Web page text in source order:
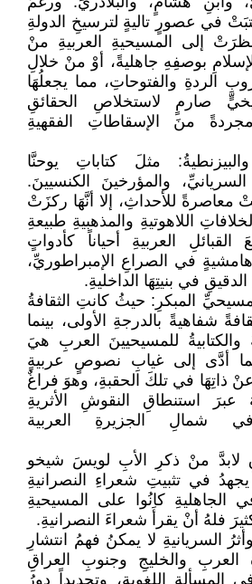
كتبَتْ في عصورٍ تاليةٍ لترسيخِ الدولةِ
نظرَتْ إلى المسيحيةِ العربيةِ منْ
بوصفِهِ جاهليةً، أوْ منْ خلالِ
الردةِ والفتوحاتِ، مما يجعلُهَا
صارمٍ لاستخلاصِ الحقائقِ
مجردةً منَ الإسقاطاتِ الفقهيةِ
مثلَ كتاباتِ يوحنَّا
والمؤرخينَ الكنسيينَ.
معاصرةً للأحداثِ، إلا أنَّهَا ركزَتْ
اللاهوتيةِ والمذهبيةِ طبيعةِ
العربيةِ أحياناً كأدواتٍ
في الصراعِ الإمبراطوريِّ،
في بنيتِهَا الداخليةِ.
المبكرِ: حيثُ كانتِ الثقافةُ
شفاهيةً بالدرجةِ الأولى، بينما
والكتابيةُ للمسيحيينَ العربِ هيَ
مما أدَّى إلى غيابِ نصوصٍ عربيةٍ
ذاتِهَا في تلكَ الحقبةِ، وهوَ فراغٌ
استنطاقِ النقوشِ الأثريةِ
شمالِ الجزيرةِ العربية
لابدَّ منْ ذكرِ الأبِ لويسَ شيخو
في تثبيتِ شعراءِ النصرانيةِ
الجاهليةِ كانُوا على المسيحيةِ
فلهُ أنْ يقرأَ شعراءَ النصرانيةِ.
وأثرُ السريانيةِ لا يمكنُ فهمُ انتشارِ
العربِ والخليجِ وجنوبِ العراقِ
اللغويةِ، وتحديداً دورُ